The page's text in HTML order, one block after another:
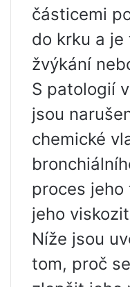
částicemi
do krku a
žvýkání
S patologií
jsou
chemické
proces jeho
jeho
Níže jsou
tom, proč